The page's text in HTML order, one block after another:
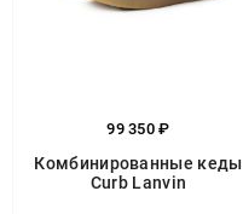
99 350 ₽
Комбинированные кеды
Curb Lanvin